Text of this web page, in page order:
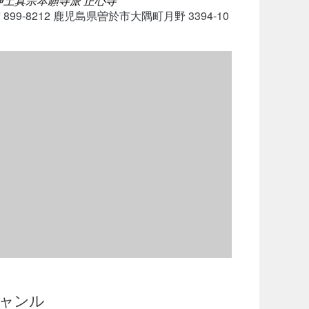
899-8212 鹿児島県曽於市大隅町月野 3394-10
ンル